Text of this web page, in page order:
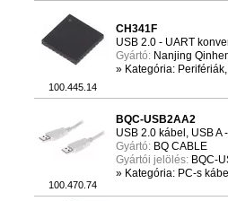
100.445.14
CH341F
USB 2.0 - UART
Gyártó: Nanjing
» Kategória:
100.470.74
BQC-USB2AA2
USB 2.0 kábel, USB A
Gyártó: BQ CABLE
Gyártói jelölés: BQC-
» Kategória: PC-s